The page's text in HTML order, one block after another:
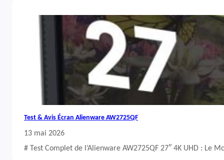
Test & Avis Écran Alienware AW2725QF
13 mai 2026
# Test Complet de l’Alienware AW2725QF 27″ 4K UHD : Le